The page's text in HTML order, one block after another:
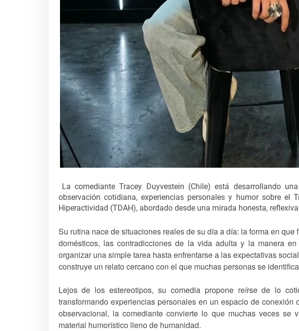
La comediante Tracey Duyvestein (Chile) está desarrollando
observación cotidiana, experiencias personales y humor sobre el
Hiperactividad (TDAH), abordado desde una mirada honesta,
Su rutina nace de situaciones reales de su día a día: la forma en
domésticos, las contradicciones de la vida adulta y la manera
organizar una simple tarea hasta enfrentarse a las expectativas
construye un relato cercano con el que muchas personas se
Lejos de los estereotipos, su comedia propone reírse de lo
transformando experiencias personales en un espacio de
observacional, la comediante convierte lo que muchas veces se
material humorístico lleno de humanidad.